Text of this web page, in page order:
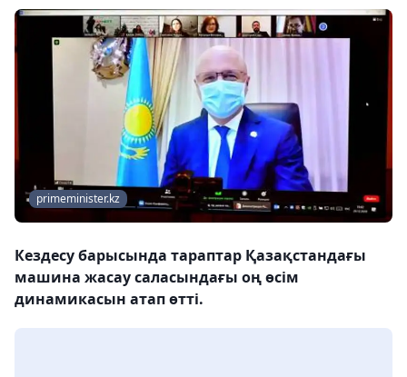
primeminister.kz
Кездесу барысында тараптар Қазақстандағы
машина жасау саласындағы оң өсім
динамикасын атап өтті.